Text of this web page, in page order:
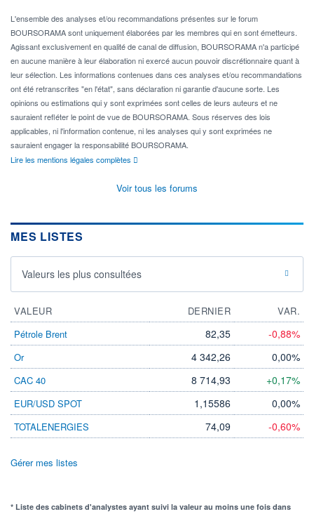
L'ensemble des analyses et/ou recommandations présentes sur le forum
BOURSORAMA sont uniquement élaborées par les membres qui en sont émetteurs.
Agissant exclusivement en qualité de canal de diffusion, BOURSORAMA n'a participé
en aucune manière à leur élaboration ni exercé aucun pouvoir discrétionnaire quant à
leur sélection. Les informations contenues dans ces analyses et/ou recommandations
ont été retranscrites "en l'état", sans déclaration ni garantie d'aucune sorte. Les
opinions ou estimations qui y sont exprimées sont celles de leurs auteurs et ne
sauraient refléter le point de vue de BOURSORAMA. Sous réserves des lois
applicables, ni l'information contenue, ni les analyses qui y sont exprimées ne
sauraient engager la responsabilité BOURSORAMA.
Lire les mentions légales complètes
Voir tous les forums
MES LISTES
Valeurs les plus consultées
VALEUR DERNIER
VAR.
Pétrole Brent
82,35 -0,88%
Or 4 342,26 0,00%
CAC 40 8 714,93 +0,17%
EUR/USD SPOT 1,15586 0,00%
TOTALENERGIES 74,09 -0,60%
Gérer mes listes
* Liste des cabinets d'analystes ayant suivi la valeur au moins une fois dans